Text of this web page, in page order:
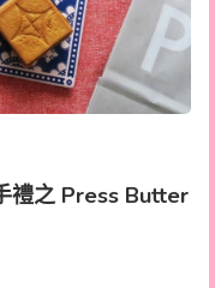
禮之 Press Butter